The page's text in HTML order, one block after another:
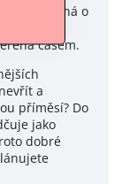
navíc jedná o
letitou
časem.
a
příměsí? Do
jako
dobré